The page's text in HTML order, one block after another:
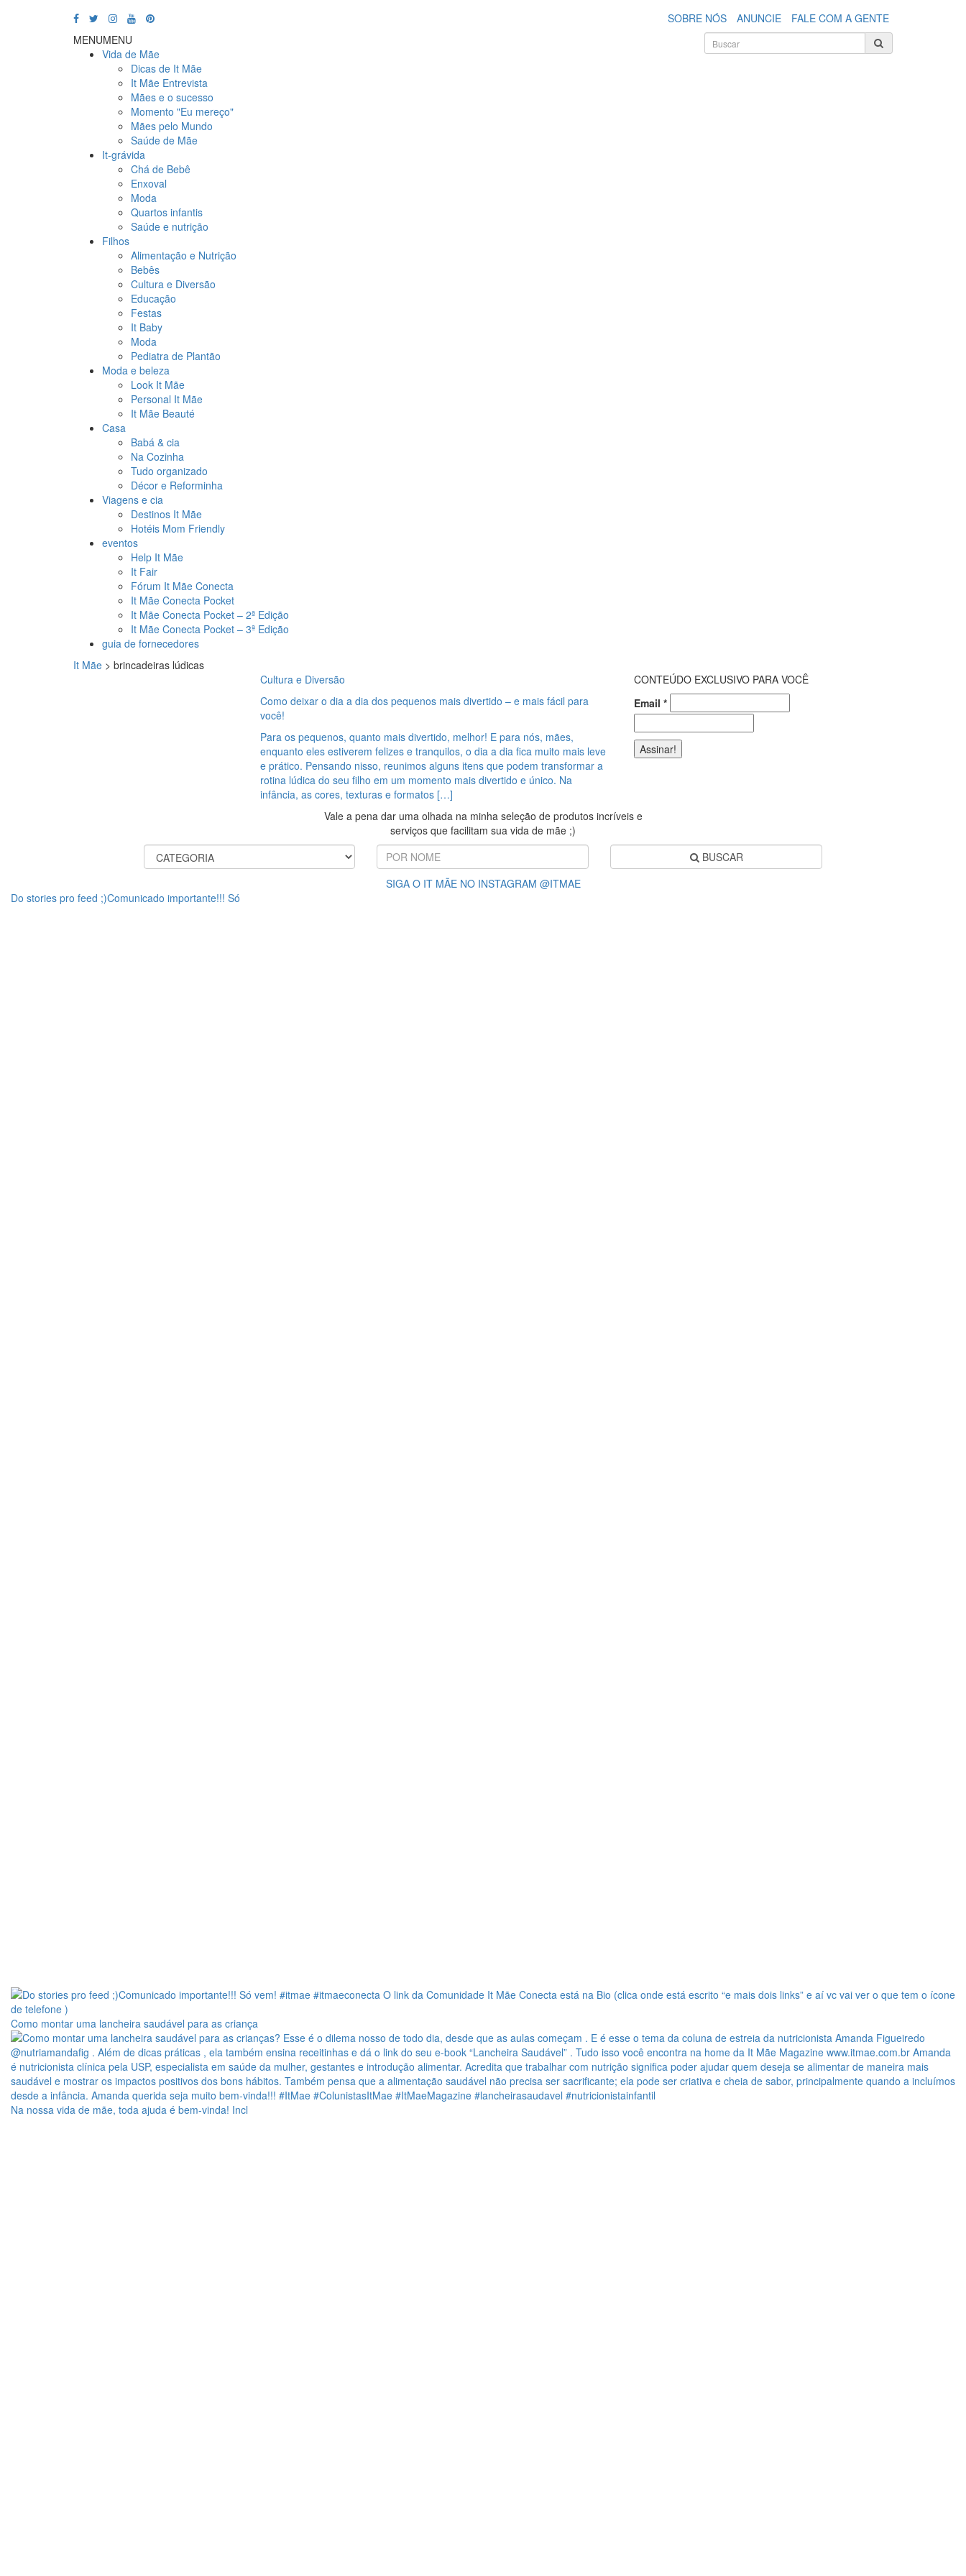
SOBRE NÓS ANUNCIE
FALE COM A GENTE
MENUMENU
Vida de Mãe
Dicas de It Mãe
It Mãe Entrevista
Mães e o sucesso
Momento "Eu mereço"
Mães pelo Mundo
Saúde de Mãe
It-grávida
Chá de Bebê
Enxoval
Moda
Quartos infantis
Saúde e nutrição
Filhos
Alimentação e Nutrição
Bebês
Cultura e Diversão
Educação
Festas
It Baby
Moda
Pediatra de Plantão
Moda e beleza
Look It Mãe
Personal It Mãe
It Mãe Beauté
Casa
Babá & cia
Na Cozinha
Tudo organizado
Décor e Reforminha
Viagens e cia
Destinos It Mãe
Hotéis Mom Friendly
eventos
Help It Mãe
It Fair
Fórum It Mãe Conecta
It Mãe Conecta Pocket
It Mãe Conecta Pocket – 2ª Edição
It Mãe Conecta Pocket – 3ª Edição
guia de fornecedores
It Mãe > brincadeiras lúdicas
Cultura e Diversão
Como deixar o dia a dia dos pequenos mais divertido – e mais fácil para
você!
Para os pequenos, quanto mais divertido, melhor! E para nós, mães,
enquanto eles estiverem felizes e tranquilos, o dia a dia fica muito mais leve
e prático. Pensando nisso, reunimos alguns itens que podem transformar a
rotina lúdica do seu filho em um momento mais divertido e único. Na
infância, as cores, texturas e formatos […]
CONTEÚDO EXCLUSIVO PARA VOCÊ
Email *
Vale a pena dar uma olhada na minha seleção de produtos incríveis e
serviços que facilitam sua vida de mãe ;)
BUSCAR
SIGA O IT MÃE NO INSTAGRAM @ITMAE
Do stories pro feed ;)Comunicado importante!!! Só
Como montar uma lancheira saudável para as criança
Na nossa vida de mãe, toda ajuda é bem-vinda! Incl